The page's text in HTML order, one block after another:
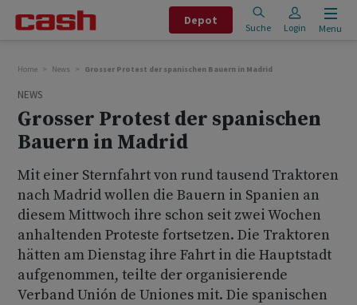
Depot
Suche Login Menu
Home News Grosser Protest der spanischen Bauern in Madrid
NEWS
Grosser Protest der spanischen
Bauern in Madrid
Mit einer Sternfahrt von rund tausend Traktoren
nach Madrid wollen die Bauern in Spanien an
diesem Mittwoch ihre schon seit zwei Wochen
anhaltenden Proteste fortsetzen. Die Traktoren
hätten am Dienstag ihre Fahrt in die Hauptstadt
aufgenommen, teilte der organisierende
Verband Unión de Uniones mit. Die spanischen